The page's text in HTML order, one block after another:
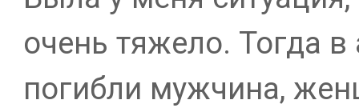
очень тяжело. Тогда в
погибли мужчина,